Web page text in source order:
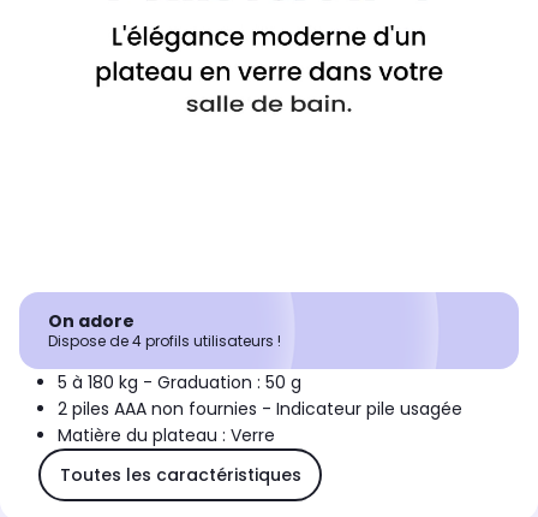
On adore
Dispose de 4 profils utilisateurs !
5 à 180 kg - Graduation : 50 g
2 piles AAA non fournies - Indicateur pile usagée
Matière du plateau : Verre
Toutes les caractéristiques